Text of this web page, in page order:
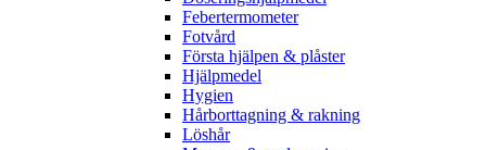
Febertermometer
Fotvård
Första hjälpen & plåster
Hjälpmedel
Hygien
Hårborttagning & rakning
Löshår